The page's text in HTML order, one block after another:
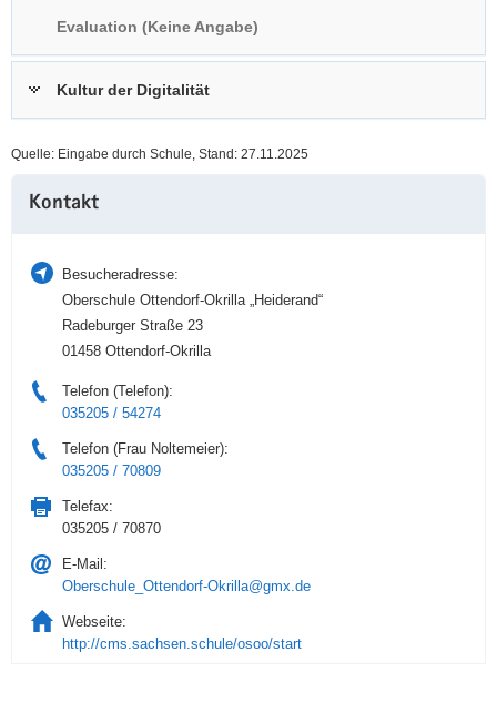
Evaluation (Keine Angabe)
Kultur der Digitalität
Quelle: Eingabe durch Schule, Stand: 27.11.2025
Information
Kontakt
Besucheradresse:
Oberschule Ottendorf-Okrilla „Heiderand“
Radeburger Straße 23
01458 Ottendorf-Okrilla
Telefon (Telefon):
035205 / 54274
Telefon (Frau Noltemeier):
035205 / 70809
Telefax:
035205 / 70870
E-Mail:
Oberschule_Ottendorf-Okrilla@gmx.de
Webseite:
http://cms.sachsen.schule/osoo/start